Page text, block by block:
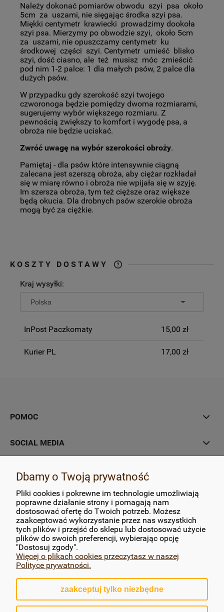
Należy dokonać pomiarów obwodu szyi psa około
5cm za uszami, nie sięgając środka szyi psa.
Miękki centymetr krawiecki prowadzimy dookoła
szyi psa. Mierzymy po obwodzie szyi, około 5cm
za uszami, nie opuszczamy centymetr ku
środkowej części szyi. Centymetr umieść blisko
szyi, dość ciasno, ale też musisz móc zmieścić
pod nim 1-2 palce: 1 dla małych psów, 2 palce dla
dużych psów.
W przypadku gdy szerokość szyi twojego
czworonoga będzie pomiędzy dwoma rozmiarami,
sugerujemy wybór większego rozmiaru. Z
pewnością zwiększy to komfort i wygodę psa, a
obroża nie będzie uciskać.
Zwróć uwagę na wybór szerokości obroży.
Pamiętaj - dla psów które intensywnie ciągną
zalecana jest szerszą obroża, aby ciężar rozkładał
się w miarę równo i obroża nie wpijała się w szyję.
Im szersza obroża, tym też cięższe oraz większe
będą okucia. Dla drobnych psów szerokie obroża
mogą być za ciężkie.
KOSZTY DOSTAWY
KOSZTÓW PŁATNOŚCI
Kraj wysyłki:
InPost Paczkomaty 15,00 zł
Kurier PL 17,00 zł
POMOC
SOCIAL MEDIA
PŁATNOŚCI I DOSTAWA
INFORMACJE
O NAS
Dbamy o Twoją prywatność
Pliki cookies i pokrewne im technologie umożliwiają
poprawne działanie strony i pomagają nam
dostosować ofertę do Twoich potrzeb. Możesz
zaakceptować wykorzystanie przez nas wszystkich
tych plików i przejść do sklepu lub dostosować użycie
plików do swoich preferencji, wybierając opcję
"Dostosuj zgody".
Więcej o plikach cookies przeczytasz w naszej
Polityce prywatności.
zaakceptuj tylko niezbędne